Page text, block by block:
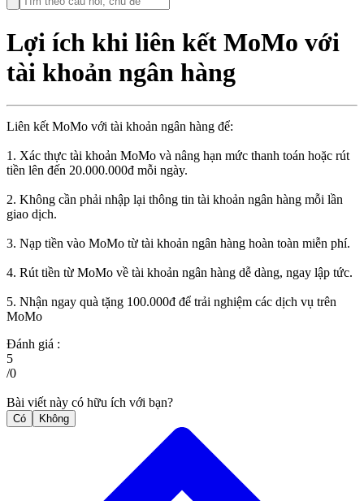
Lợi ích khi liên kết MoMo với
tài khoản ngân hàng
Liên kết MoMo với tài khoản ngân hàng để:
1. Xác thực tài khoản MoMo và nâng hạn mức thanh toán hoặc rút
tiền lên đến 20.000.000đ mỗi ngày.
2. Không cần phải nhập lại thông tin tài khoản ngân hàng mỗi lần
giao dịch.
3. Nạp tiền vào MoMo từ tài khoản ngân hàng hoàn toàn miễn phí.
4. Rút tiền từ MoMo về tài khoản ngân hàng dễ dàng, ngay lập tức.
5. Nhận ngay quà tặng 100.000đ để trải nghiệm các dịch vụ trên
MoMo
Đánh giá :
5
/0
Bài viết này có hữu ích với bạn?
Có Không